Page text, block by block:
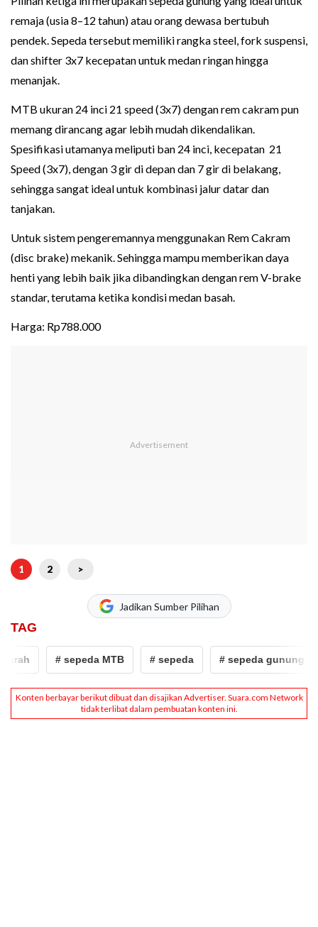
remaja (usia 8–12 tahun) atau orang dewasa bertubuh
pendek. Sepeda tersebut memiliki rangka steel, fork suspensi,
dan shifter 3x7 kecepatan untuk medan ringan hingga
menanjak.
MTB ukuran 24 inci 21 speed (3x7) dengan rem cakram pun
memang dirancang agar lebih mudah dikendalikan.
Spesifikasi utamanya meliputi ban 24 inci, kecepatan 21
Speed (3x7), dengan 3 gir di depan dan 7 gir di belakang,
sehingga sangat ideal untuk kombinasi jalur datar dan
tanjakan.
Untuk sistem pengeremannya menggunakan Rem Cakram
(disc brake) mekanik. Sehingga mampu memberikan daya
henti yang lebih baik jika dibandingkan dengan rem V-brake
standar, terutama ketika kondisi medan basah.
Harga: Rp788.000
1 2 >
Jadikan Sumber Pilihan
TAG
# sepeda MTB # sepeda # sepeda gunung